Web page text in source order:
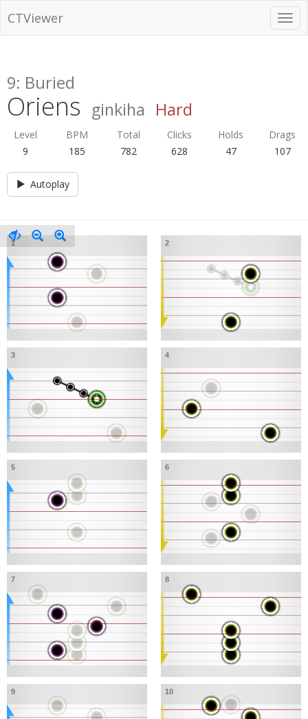
CTViewer
9: Buried
Oriens ginkiha Hard
Level BPM Total Clicks Holds
Drags
9
185 782 628 47 107
Autoplay
1 2
3 4
5 6
7 8
9 10